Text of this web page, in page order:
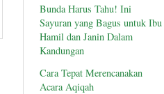
Bunda Harus Tahu! Ini
Sayuran yang Bagus untuk Ibu
Hamil dan Janin Dalam
Kandungan
Cara Tepat Merencanakan
Acara Aqiqah